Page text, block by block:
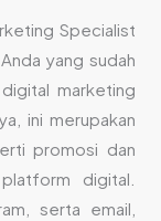
Specialist
yang sudah
marketing
ini merupakan
promosi dan
digital.
serta email,